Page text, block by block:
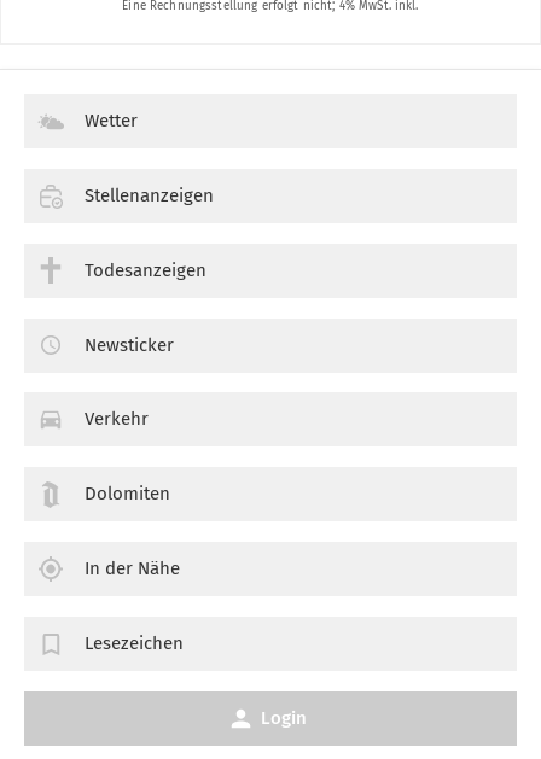
Wetter
Stellenanzeigen
Todesanzeigen
Newsticker
Verkehr
Dolomiten
In der Nähe
Lesezeichen
Login